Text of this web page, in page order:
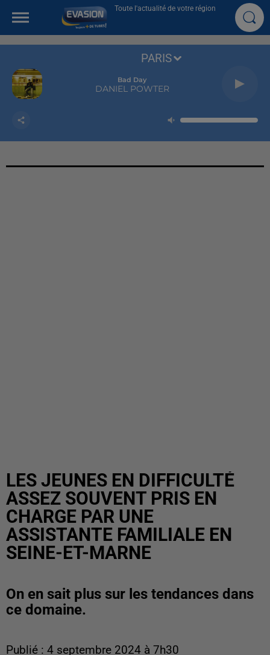
Toute l'actualité de votre région
Bad Day
DANIEL POWTER
PARIS
LES JEUNES EN DIFFICULTÉ
ASSEZ SOUVENT PRIS EN
CHARGE PAR UNE
ASSISTANTE FAMILIALE EN
SEINE-ET-MARNE
On en sait plus sur les tendances dans
ce domaine.
Publié : 4 septembre 2024 à 7h30